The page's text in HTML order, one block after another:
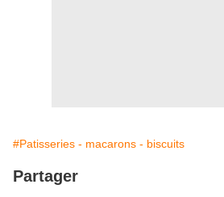
#Patisseries - macarons - biscuits
Partager